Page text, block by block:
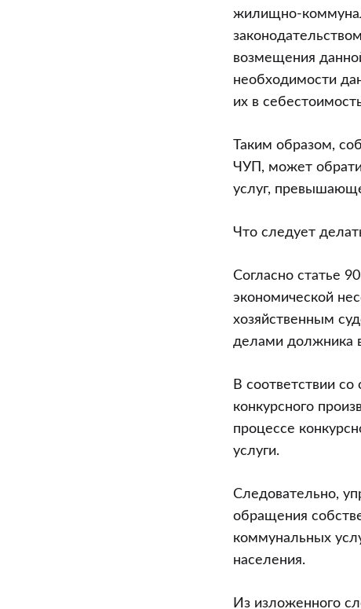
жилищно-
возмещения
необходимости
их в
Таким образом,
ЧУП, может
услуг,
Что следует
Согласно статье
экономической
хозяйственным
делами должника
В соответствии
конкурсного
процессе
услуги.
Следовательно,
обращения
коммунальных
населения.
Из изложенного